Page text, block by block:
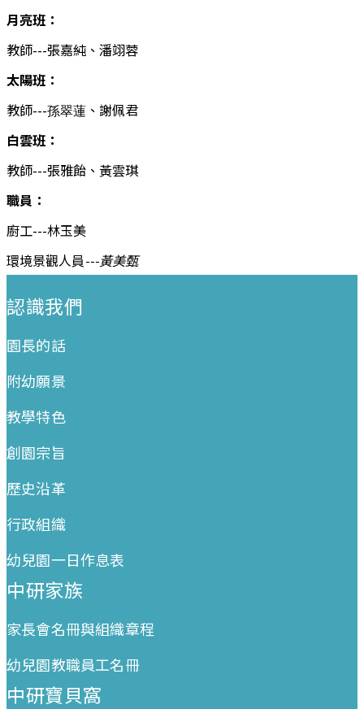
月亮班：
教師---張嘉純 、潘翊蓉
太陽班：
教師---孫翠蓮 、謝佩君
白雲班：
教師---張雅飴 、黃雲琪
職員：
廚工---林玉美
環境景觀人員---黃美甄
認識我們
園長的話
附幼願景
教學特色
創園宗旨
歷史沿革
行政組織
幼兒園一日作息表
中研家族
家長會名冊與組織章程
幼兒園教職員工名冊
中研寶貝窩